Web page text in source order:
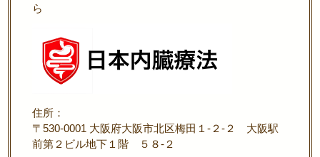
ら
住所：
〒530-0001 大阪府大阪市北区梅田１-２-２ 大阪駅
前第２ビル地下１階 ５８-２